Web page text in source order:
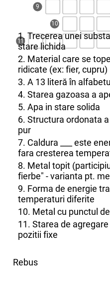
9
10
11
1. Trecerea unei
stare lichida
2. Material care se
ridicate (ex: fier, cupru)
3. A 13 literă în
4. Starea gazoasa a
5. Apa in stare solida
6. Structura ordonata
pur
7. Caldura ___ este
fara cresterea
8. Metal topit
fierbe" - varianta pt.
9. Forma de energie
temperaturi diferite
10. Metal cu punctul
11. Starea de
pozitii fixe
Rebus